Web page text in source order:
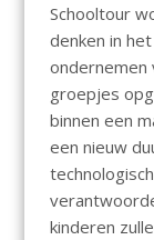
Schooltour
denken in
ondernemen
groepjes
binnen een
een nieuw
kinderen